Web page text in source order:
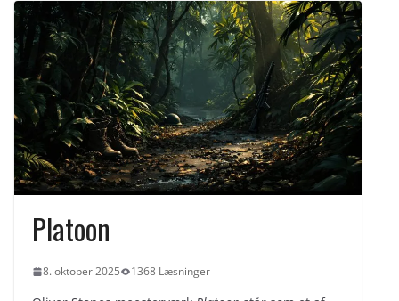
Hvorfor professionel sport er blevet
det nye mødested for popkulturelle
tendenser
Sådan fungerer velkomstbonusser
til sportsbetting fra indbetaling til
omsætningskrav
Privatlån i Danmark
Når hjemmet bliver dit brand på
Instagram og TikTok
Platoon
8. oktober 2025 1368 Læsninger